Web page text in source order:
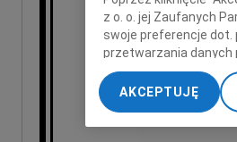
w
z o. o. jej Zaufanych
swoje preferencje dot.
przetwarzania danych
„Ustawienia
My, nasi Zaufani
dokładnych danych
AKCEPTUJĘ